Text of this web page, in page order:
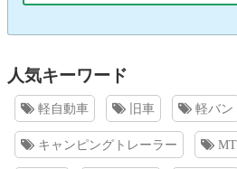
人気キーワード
軽自動車 旧車 軽バン
キャンピングトレーラー